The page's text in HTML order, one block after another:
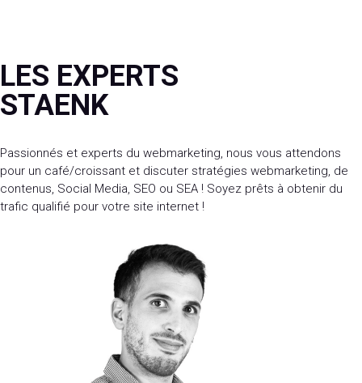
LES EXPERTS
STAENK
Passionnés et experts du webmarketing, nous vous attendons
pour un café/croissant et discuter stratégies webmarketing, de
contenus, Social Media, SEO ou SEA ! Soyez prêts à obtenir du
trafic qualifié pour votre site internet !